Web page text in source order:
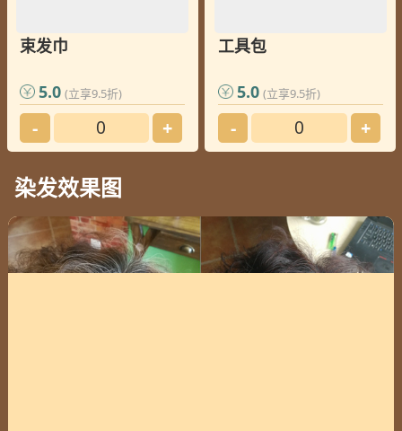
束发巾
5.0 (立享9.5折)
- +
工具包
5.0 (立享9.5折)
- +
染发效果图